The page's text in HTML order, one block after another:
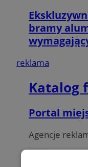
bramy
reklama
Katalog
Portal
Agencje